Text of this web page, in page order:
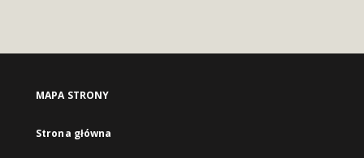
MAPA STRONY
Strona główna